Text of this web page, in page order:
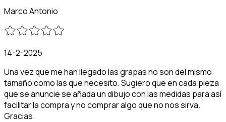
Marco Antonio
14-2-2025
Una vez que me han llegado las grapas no son del mismo
tamaño como las que necesito. Sugiero que en cada pieza
que se anuncie se añada un dibujo con las medidas para así
facilitar la compra y no comprar algo que no nos sirva.
Gracias.